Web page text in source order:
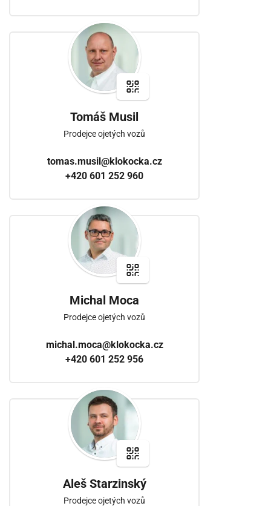
Tomáš Musil
Prodejce ojetých vozů
tomas.musil@klokocka.cz
+420 601 252 960
Michal Moca
Prodejce ojetých vozů
michal.moca@klokocka.cz
+420 601 252 956
Aleš Starzinský
Prodejce ojetých vozů